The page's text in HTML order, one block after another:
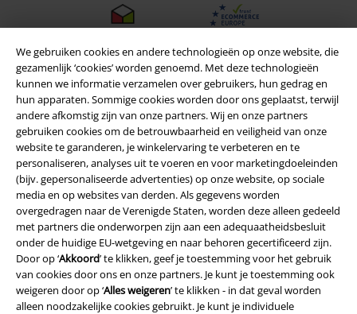
We gebruiken cookies en andere technologieën op onze website, die
gezamenlijk ‘cookies’ worden genoemd. Met deze technologieën
kunnen we informatie verzamelen over gebruikers, hun gedrag en
hun apparaten. Sommige cookies worden door ons geplaatst, terwijl
andere afkomstig zijn van onze partners. Wij en onze partners
gebruiken cookies om de betrouwbaarheid en veiligheid van onze
website te garanderen, je winkelervaring te verbeteren en te
personaliseren, analyses uit te voeren en voor marketingdoeleinden
(bijv. gepersonaliseerde advertenties) op onze website, op sociale
media en op websites van derden. Als gegevens worden
overgedragen naar de Verenigde Staten, worden deze alleen gedeeld
met partners die onderworpen zijn aan een adequaatheidsbesluit
onder de huidige EU-wetgeving en naar behoren gecertificeerd zijn.
Door op ‘Akkoord’ te klikken, geef je toestemming voor het gebruik
van cookies door ons en onze partners. Je kunt je toestemming ook
weigeren door op ‘Alles weigeren’ te klikken - in dat geval worden
alleen noodzakelijke cookies gebruikt. Je kunt je individuele
Legal
Algemene Voorwaarden
Bedrijfsgegevens